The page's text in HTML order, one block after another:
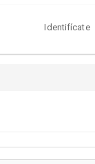
Identifícate